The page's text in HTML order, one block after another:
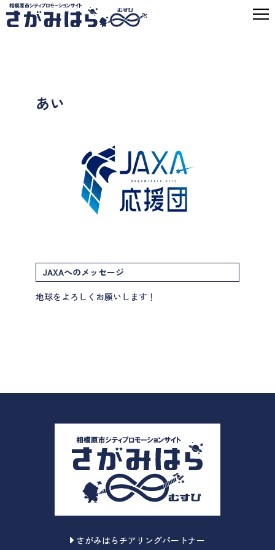
あい
JAXAへのメッセージ
地球をよろしくお願いします！
さがみはらチアリングパートナー